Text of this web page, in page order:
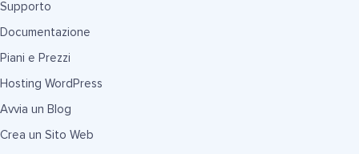
Supporto
Documentazione
Piani e Prezzi
Hosting WordPress
Avvia un Blog
Crea un Sito Web